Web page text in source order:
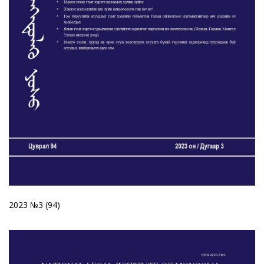
2023 №3 (94)